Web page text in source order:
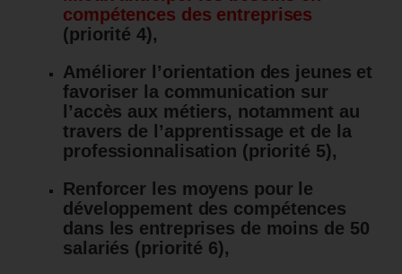
compétences des entreprises
(priorité 4),
Améliorer l’orientation des jeunes et
favoriser la communication sur
l’accès aux métiers, notamment au
travers de l’apprentissage et de la
professionnalisation (priorité 5),
Renforcer les moyens pour le
développement des compétences
dans les entreprises de moins de 50
salariés (priorité 6),